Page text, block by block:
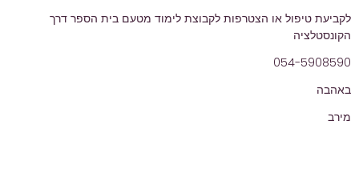
לקביעת טיפול או הצטרפות לקבוצת לימוד מטעם בית הספר דרך
הקונסטלציה
054-5908590
באהבה
מירב